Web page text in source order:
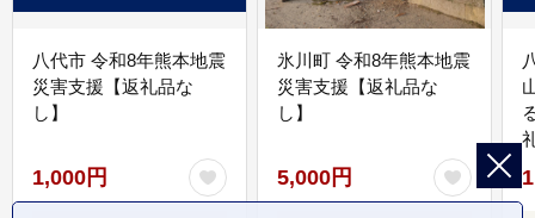
八代市 令和8年熊本地震
災害支援【返礼品な
し】
1,000円
氷川町 令和8年熊本地震
災害支援【返礼品な
し】
5,000円